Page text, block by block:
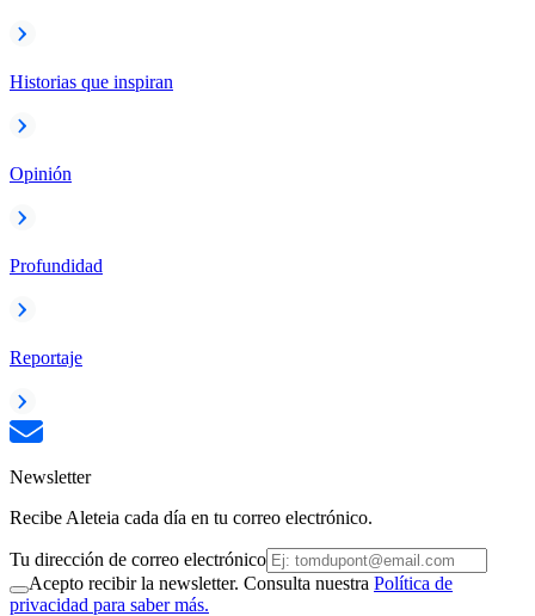
Historias que inspiran
Opinión
Profundidad
Reportaje
Newsletter
Recibe Aleteia cada día en tu correo electrónico.
Tu dirección de correo electrónico
Acepto recibir la newsletter. Consulta nuestra Política de
privacidad para saber más.